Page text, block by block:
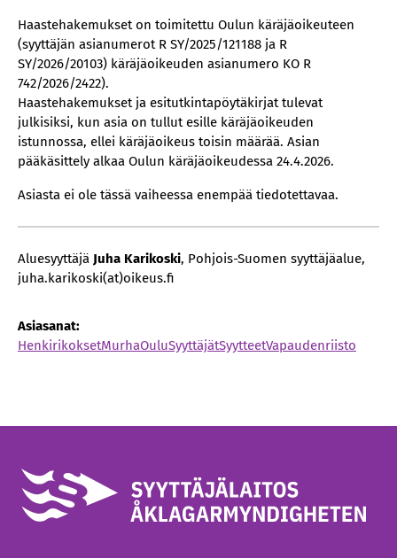
Haastehakemukset on toimitettu Oulun käräjäoikeuteen
(syyttäjän asianumerot R SY/2025/121188 ja R
SY/2026/20103) käräjäoikeuden asianumero KO R
742/2026/2422).
Haastehakemukset ja esitutkintapöytäkirjat tulevat
julkisiksi, kun asia on tullut esille käräjäoikeuden
istunnossa, ellei käräjäoikeus toisin määrää. Asian
pääkäsittely alkaa Oulun käräjäoikeudessa 24.4.2026.
Asiasta ei ole tässä vaiheessa enempää tiedotettavaa.
Aluesyyttäjä Juha Karikoski, Pohjois-Suomen syyttäjäalue,
juha.karikoski(at)oikeus.fi
Asiasanat:
HenkirikoksetMurhaOuluSyyttäjätSyytteetVapaudenriisto